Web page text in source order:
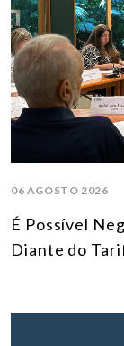
06 AGOSTO 2026
É Possível
Diante do